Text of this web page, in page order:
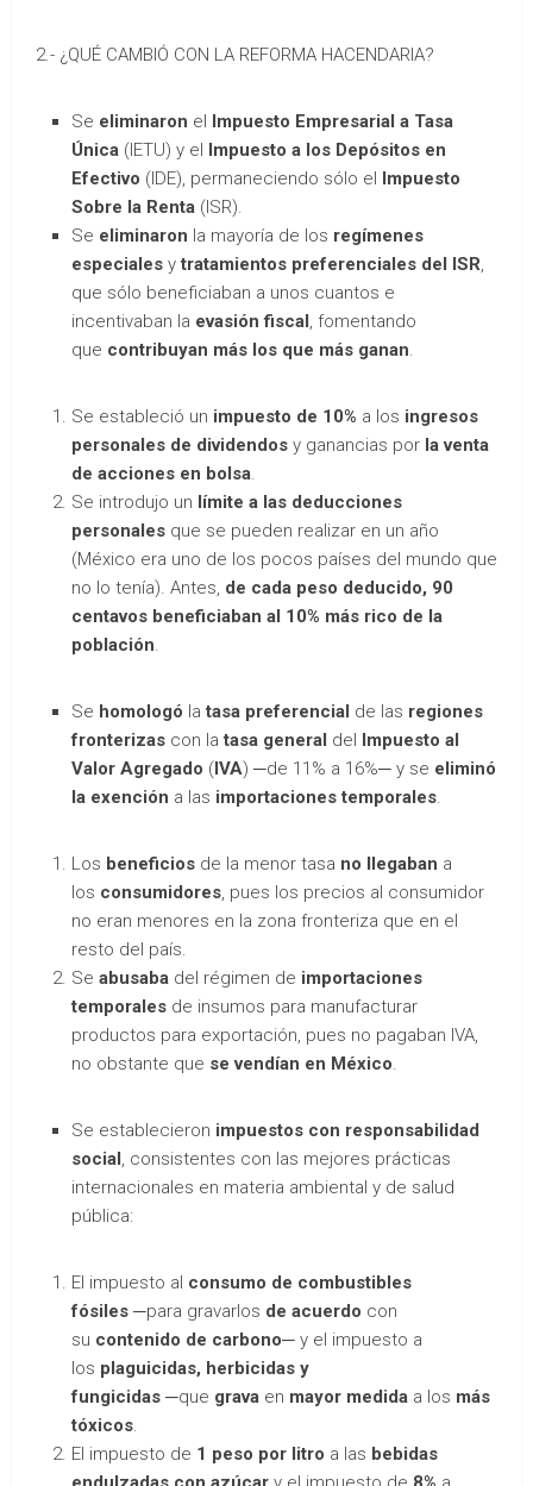
2.- ¿QUÉ CAMBIÓ CON LA REFORMA HACENDARIA?
Se eliminaron el Impuesto Empresarial a Tasa
Única (IETU) y el Impuesto a los Depósitos en
Efectivo (IDE), permaneciendo sólo el Impuesto
Sobre la Renta (ISR).
Se eliminaron la mayoría de los regímenes
especiales ytratamientos preferenciales del ISR,
que sólo beneficiaban a unos cuantos e
incentivaban la evasión fiscal, fomentando
que contribuyan más los que más ganan.
Se estableció un impuesto de 10% a los ingresos
personales de dividendos y ganancias por la venta
de acciones en bolsa.
Se introdujo un límite a las deducciones
personales que se pueden realizar en un año
(México era uno de los pocos países del mundo que
no lo tenía). Antes, de cada peso deducido, 90
centavos beneficiaban al 10% más rico de la
población.
Se homologó latasa preferencial de las regiones
fronterizas con la tasa general del Impuesto al
Valor Agregado (IVA) ─de 11% a 16%─ y se eliminó
la exención a las importaciones temporales.
Los beneficios de la menor tasa no llegaban a
los consumidores, pues los precios al consumidor
no eran menores en la zona fronteriza que en el
resto del país.
Se abusaba del régimen de importaciones
temporales de insumos para manufacturar
productos para exportación, pues no pagaban IVA,
no obstante que se vendían en México.
Se establecieron impuestos con responsabilidad
social, consistentes con las mejores prácticas
internacionales en materia ambiental y de salud
pública:
El impuesto al consumo de combustibles
fósiles ─para gravarlos de acuerdo con
su contenido de carbono─ y el impuesto a
los plaguicidas, herbicidas y
fungicidas ─que grava en mayor medida a los más
tóxicos.
El impuesto de 1 peso por litro a las bebidas